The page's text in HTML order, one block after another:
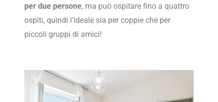
per due persone, ma può ospitare fino a quattro
ospiti, quindi l’ideale sia per coppie che per
piccoli gruppi di amici!